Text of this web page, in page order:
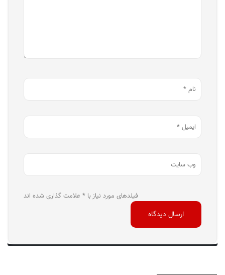
فیلدهای مورد نیاز با * علامت گذاری شده اند